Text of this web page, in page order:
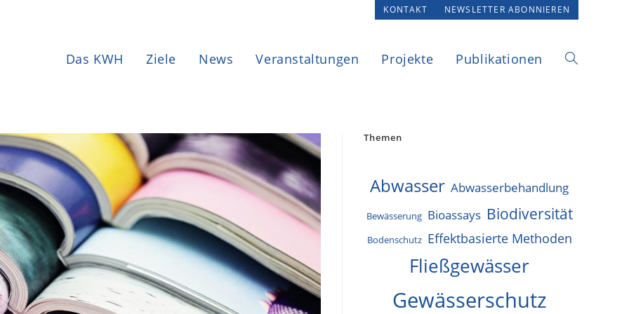
KONTAKT NEWSLETTER ABONNIEREN
Das KWH Ziele News Veranstaltungen Projekte Publikationen Website-
umschalten
Themen
Abwasser Abwasserbehandlung
Bewässerung Bioassays Biodiversität
Bodenschutz Effektbasierte Methoden
Fließgewässer
Gewässerschutz